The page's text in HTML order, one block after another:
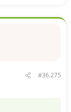
#36.275